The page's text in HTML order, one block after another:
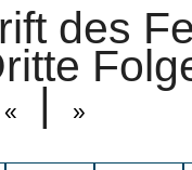
des
« | »